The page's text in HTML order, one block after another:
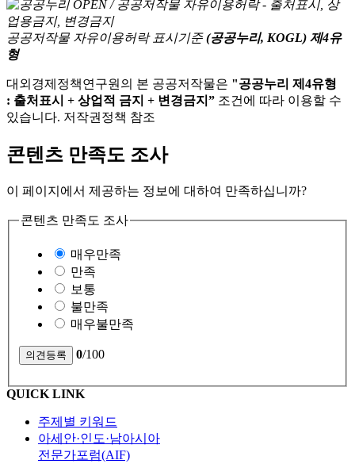
공공저작물 자유이용허락 표시기준 (공공누리, KOGL) 제4유
형
대외경제정책연구원의 본 공공저작물은 "공공누리 제4유형
: 출처표시 + 상업적 금지 + 변경금지” 조건에 따라 이용할 수
있습니다. 저작권정책 참조
콘텐츠 만족도 조사
이 페이지에서 제공하는 정보에 대하여 만족하십니까?
콘텐츠 만족도 조사
매우만족
만족
보통
불만족
매우불만족
0/100
QUICK LINK
주제별 키워드
아세안·인도·남아시아
전문가포럼(AIF)